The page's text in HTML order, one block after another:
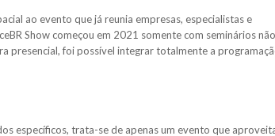
ao evento que já reunia empresas, especialistas e
Show começou em 2021 somente com seminários não
presencial, foi possível integrar totalmente a
específicos, trata-se de apenas um evento que